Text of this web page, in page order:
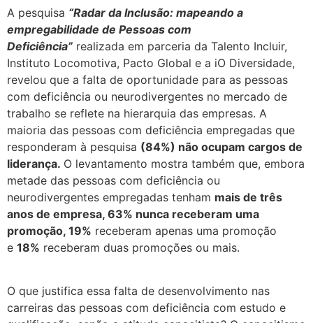
A pesquisa “Radar da Inclusão: mapeando a
empregabilidade de Pessoas com
Deficiência” realizada em parceria da Talento Incluir,
Instituto Locomotiva, Pacto Global e a iO Diversidade,
revelou que a falta de oportunidade para as pessoas
com deficiência ou neurodivergentes no mercado de
trabalho se reflete na hierarquia das empresas. A
maioria das pessoas com deficiência empregadas que
responderam à pesquisa (84%) não ocupam cargos de
liderança. O levantamento mostra também que, embora
metade das pessoas com deficiência ou
neurodivergentes empregadas tenham mais de três
anos de empresa, 63% nunca receberam uma
promoção, 19% receberam apenas uma promoção
e 18% receberam duas promoções ou mais.
O que justifica essa falta de desenvolvimento nas
carreiras das pessoas com deficiência com estudo e